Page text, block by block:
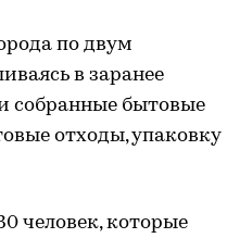
по двум
в заранее
собранные бытовые
отходы, упаковку
человек, которые